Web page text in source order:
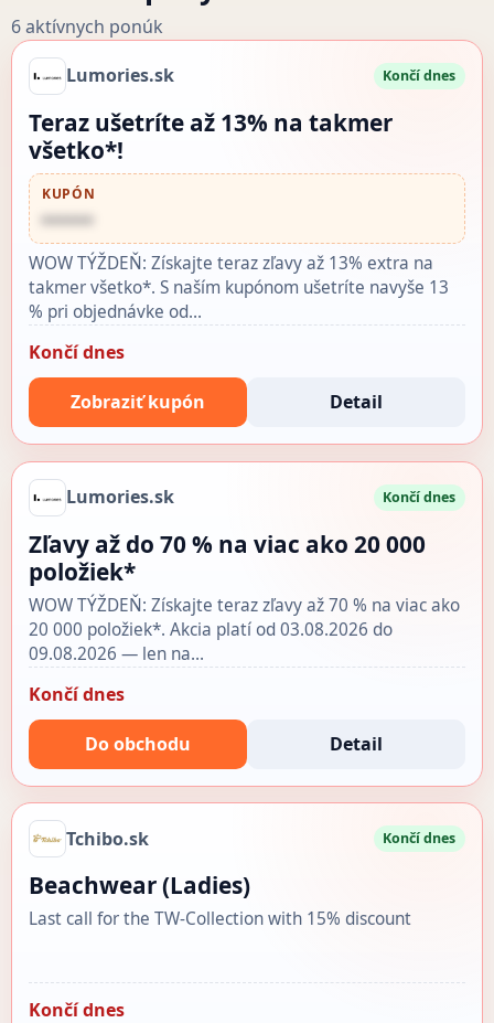
6 aktívnych ponúk
Lumories.sk Končí dnes
Teraz ušetríte až 13% na takmer
všetko*!
KUPÓN
••••••
WOW TÝŽDEŇ: Získajte teraz zľavy až 13% extra na
takmer všetko*. S naším kupónom ušetríte navyše 13
% pri objednávke od…
Končí dnes
Zobraziť kupón Detail
Lumories.sk Končí dnes
Zľavy až do 70 % na viac ako 20 000
položiek*
WOW TÝŽDEŇ: Získajte teraz zľavy až 70 % na viac ako
20 000 položiek*. Akcia platí od 03.08.2026 do
09.08.2026 — len na…
Končí dnes
Do obchodu Detail
Tchibo.sk Končí dnes
Beachwear (Ladies)
Last call for the TW-Collection with 15% discount
Končí dnes